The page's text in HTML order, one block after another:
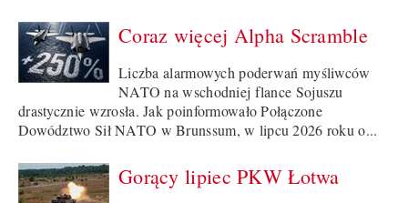
Coraz więcej Alpha Scramble
Liczba alarmowych poderwań myśliwców
NATO na wschodniej flance Sojuszu
drastycznie wzrosła. Jak poinformowało Połączone
Dowództwo Sił NATO w Brunssum, w lipcu 2026 roku o...
Gorący lipiec PKW Łotwa